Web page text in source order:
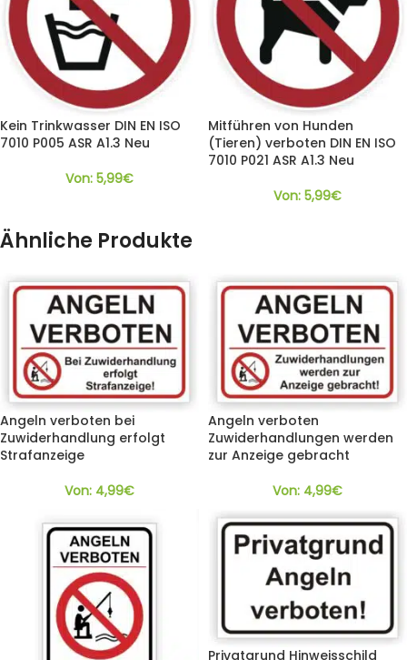
Kein Trinkwasser DIN EN ISO
7010 P005 ASR A1.3 Neu
Von: 5,99€
Mitführen von Hunden
(Tieren) verboten DIN EN ISO
7010 P021 ASR A1.3 Neu
Von: 5,99€
Ähnliche Produkte
Angeln verboten bei
Zuwiderhandlung erfolgt
Strafanzeige
Von: 4,99€
Angeln verboten
Zuwiderhandlungen werden
zur Anzeige gebracht
Von: 4,99€
Privatgrund Hinweisschild